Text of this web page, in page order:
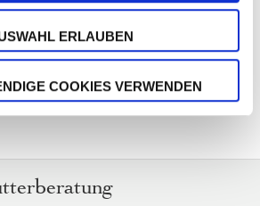
ERLAUBEN
COOKIES VERWENDEN